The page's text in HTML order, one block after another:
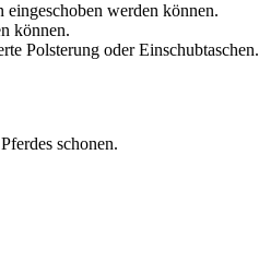
werden können.
können.
Polsterung oder Einschubtaschen.
schonen.